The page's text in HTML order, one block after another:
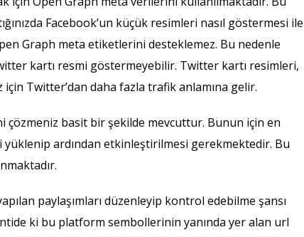
Facebook’un küçük resimleri nasıl göstermesi ile
Graph meta etiketlerini desteklemez. Bu nedenle
kartı resmi göstermeyebilir. Twitter kartı resimleri,
Twitter’dan daha fazla trafik anlamına gelir.
çözmeniz basit bir şekilde mevcuttur. Bunun için en
yüklenip ardından etkinleştirilmesi gerekmektedir. Bu
paylaşımları düzenleyip kontrol edebilme şansı
ki bu platform sembollerinin yanında yer alan url